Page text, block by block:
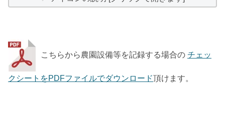
こちらから農園設備等を記録する場合の チェッ
クシートをPDFファイルでダウンロード頂けます。